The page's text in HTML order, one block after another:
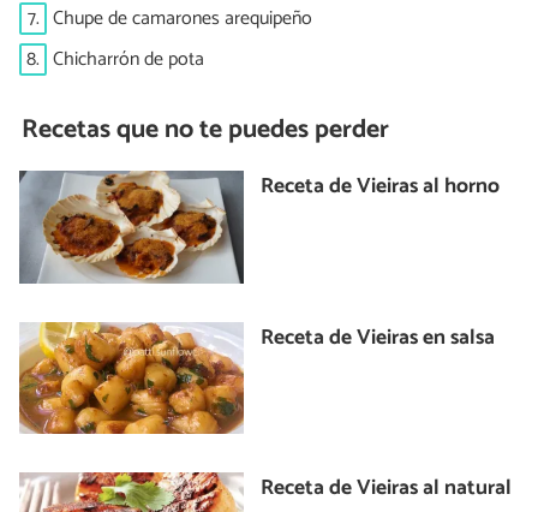
7. Chupe de camarones arequipeño
8. Chicharrón de pota
Recetas que no te puedes perder
Receta de Vieiras al horno
Receta de Vieiras en salsa
Receta de Vieiras al natural